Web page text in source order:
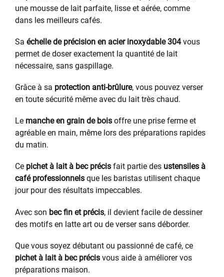
une mousse de lait parfaite, lisse et aérée, comme
dans les meilleurs cafés.
Sa échelle de précision en acier inoxydable 304vous
permet de doser exactement la quantité de lait
nécessaire, sans gaspillage.
Grâce à sa protection anti-brûlure, vous pouvez verser
en toute sécurité même avec du lait très chaud.
Le manche en grain de bois offre une prise ferme et
agréable en main, même lors des préparations rapides
du matin.
Ce pichet à lait à bec précis fait partie des ustensiles à
café professionnels que les baristas utilisent chaque
jour pour des résultats impeccables.
Avec son bec fin et précis, il devient facile de dessiner
des motifs en latte art ou de verser sans déborder.
Que vous soyez débutant ou passionné de café, ce
pichet à lait à bec précis vous aide à améliorer vos
préparations maison.